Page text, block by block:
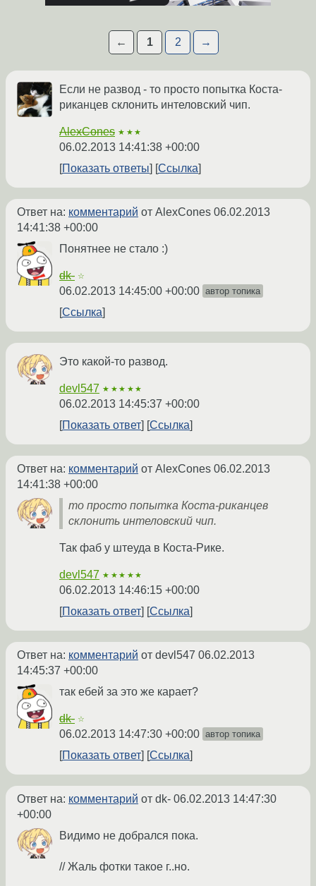
← 1 2 →
Если не развод - то просто попытка Коста-
риканцев склонить интеловский чип.
AlexCones ★★★
06.02.2013 14:41:38 +00:00
Показать ответы
Ссылка
Ответ на: комментарий от AlexCones 06.02.2013
14:41:38 +00:00
Понятнее не стало :)
dk- ☆
06.02.2013 14:45:00 +00:00 автор топика
Ссылка
Это какой-то развод.
devl547 ★★★★★
06.02.2013 14:45:37 +00:00
Показать ответ
Ссылка
Ответ на: комментарий от AlexCones 06.02.2013
14:41:38 +00:00
то просто попытка Коста-риканцев
склонить интеловский чип.
Так фаб у штеуда в Коста-Рике.
devl547 ★★★★★
06.02.2013 14:46:15 +00:00
Показать ответ
Ссылка
Ответ на: комментарий от devl547 06.02.2013
14:45:37 +00:00
так ебей за это же карает?
dk- ☆
06.02.2013 14:47:30 +00:00 автор топика
Показать ответ Ссылка
Ответ на: комментарий от dk- 06.02.2013 14:47:30
+00:00
Видимо не добрался пока.
// Жаль фотки такое г..но.